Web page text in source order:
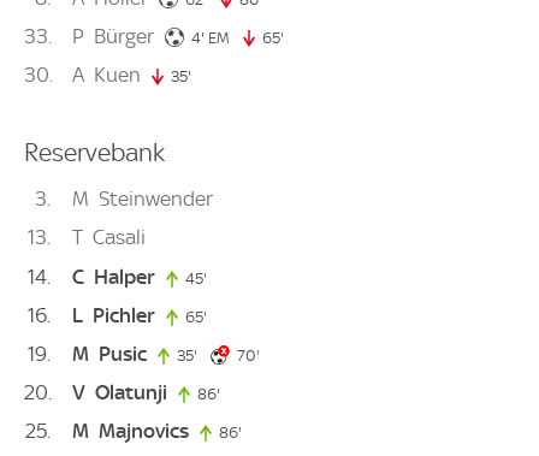
33 P Bürger 4' 4. minute
EM 65'
30 A Kuen 35'
Reservebank
3 M Steinwender
13
T Casali
14
C Halper 45'
16 L Pichler 65'
19 M Pusic 35' 35. minute
70'
20 V Olatunji 86'
25 M Majnovics 86'